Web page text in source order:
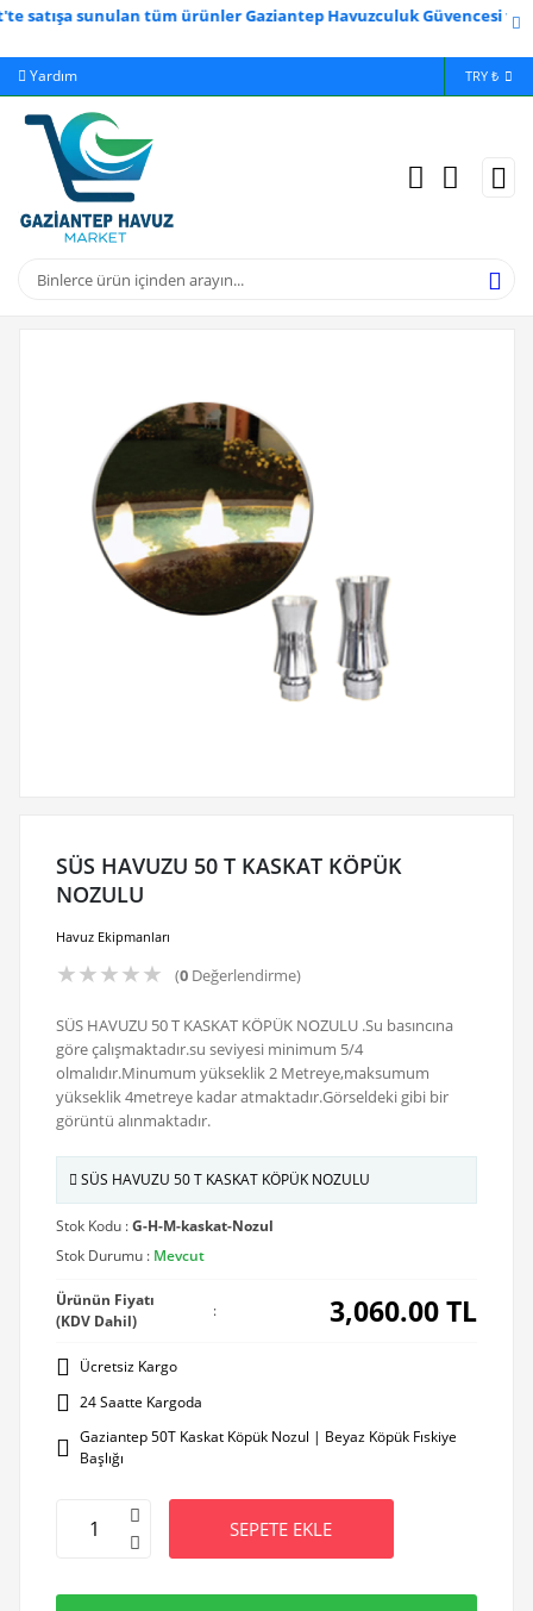
sunulan tüm ürünler Gaziantep Havuzculuk Güvencesi ve
Yardım TRY ₺
SÜS HAVUZU 50 T KASKAT KÖPÜK
NOZULU
Havuz Ekipmanları
★★★★★ (0Değerlendirme)
SÜS HAVUZU 50 T KASKAT KÖPÜK NOZULU .Su basıncına
göre çalışmaktadır.su seviyesi minimum 5/4
olmalıdır.Minumum yükseklik 2 Metreye,maksumum
yükseklik 4metreye kadar atmaktadır.Görseldeki gibi bir
görüntü alınmaktadır.
SÜS HAVUZU 50 T KASKAT KÖPÜK NOZULU
Stok Kodu :G-H-M-kaskat-Nozul
Stok Durumu : Mevcut
Ürünün Fiyatı
(KDV Dahil)
: 3,060.00TL
Ücretsiz Kargo
24 Saatte Kargoda
Gaziantep 50T Kaskat Köpük Nozul | Beyaz Köpük Fıskiye
Başlığı
SEPETE EKLE